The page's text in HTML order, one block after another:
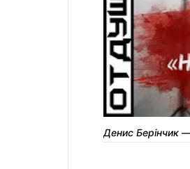
Денис Берінчик